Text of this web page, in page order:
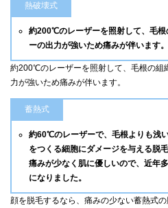
熱破壊式
約200℃のレーザーを照射して、毛
ーの出力が強いため痛みが伴います。
約200℃のレーザーを照射して、毛根の組
力が強いため痛みが伴います。
蓄熱式
約60℃のレーザーで、毛根よりも浅
をつくる細胞にダメージを与える脱毛
痛みが少なく肌に優しいので、近年
になりました。
顔を脱毛するなら、痛みの少ない蓄熱式の